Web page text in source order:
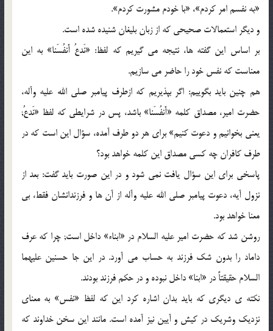
«به نفسم امر کردم»، «با خودم مشورت کردم».
و دیگر استعمالات صحیحى که از زبان بلیغان شنیده شده است.
بر اساس این گفته ها، نتیجه مى گیریم که لفظ: «نَدعُ أَنفُسَنا» به این
معناست که نفس خود را حاضر مى سازیم.
هم چنین باید بگوییم: اگر بپذیریم که ازطرف پیامبر صلى الله علیه وآله،
حضرت امیر، مصداق کلمه «أَنفُسَنا» باشد، پس در شرایطى که لفظ «نَدعُ;
یعنى بخوانیم و دعوت کنیم» براى هر دو طرف آمده، سؤال این است که در
طرف کافران چه کسى مصداق این کلمه خواهد بود؟
پاسخى براى این سؤال یافت نمى شود و در این صورت باید گفت: بعد از
نزول آیه، دعوت پیامبر صلى الله علیه وآله از آن ها و فرزندانشان فقط، بى
معنا خواهد بود.
روشن شد که حضرت امیر علیه السلام در «ابناء» داخل است; چرا که عرف
داماد را بدون شک فرزند به حساب مى آورد. در این جا حسنین علیهما
السلام حقیقتاً در «ابنا» داخل نبوده و در حکم فرزند بودند.
نکته ی دیگرى که باید بدان اشاره کرد این که لفظ «نفس» به معناى
نزدیک وشریک در کیش و آیین نیز آمده است. مانند این سخن خداوند که